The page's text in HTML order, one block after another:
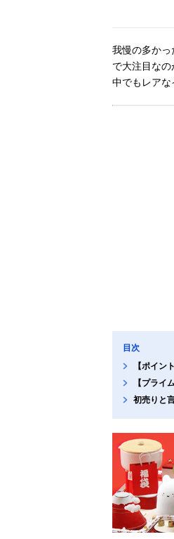
我慢の多か
で大注目なの
中でもレアな
目次
【ポイン
【プライ
初売りと